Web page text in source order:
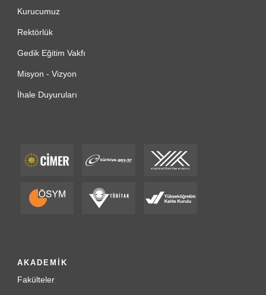
Kurucumuz
Rektörlük
Gedik Eğitim Vakfı
Misyon - Vizyon
İhale Duyuruları
AKADEMİK
Fakülteler